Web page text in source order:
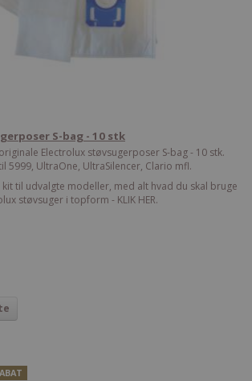
S-bag - 10 stk
Electrolux støvsugerposer S-bag - 10 stk.
5999, UltraOne, UltraSilencer, Clario mfl.
til udvalgte modeller, med alt hvad du skal bruge
støvsuger i topform - KLIK HER.